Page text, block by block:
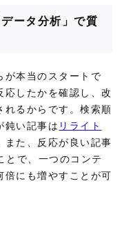
ータ分析」で質
が本当のスタートで
したかを確認し、改
るからです。検索順
鈍い記事は リライト
また、反応が良い記事
とで、一つのコンテ
倍にも増やすことが可